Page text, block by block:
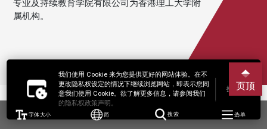
我们使用 Cookie 来为您提供更好的网站体验。在不
更改隐私权设定的情况下继续浏览网站，即表示您同
意我们使用 Cookie。欲了解更多信息，请参阅我们
的隐私权政策声明。
接受
字体大小 简 搜索 选单
专业及持续教育学院有限公司为香港理工大学附
属机构。
页顶